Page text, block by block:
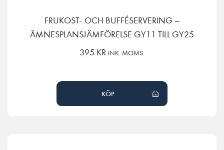
FRUKOST- OCH BUFFÉSERVERING –
ÄMNESPLANSJÄMFÖRELSE GY11 TILL GY25
395 KR INK. MOMS.
KÖP